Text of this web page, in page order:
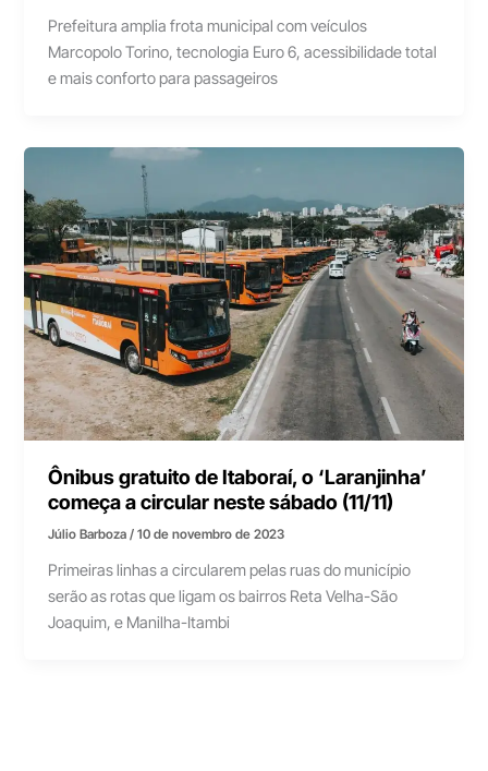
Prefeitura amplia frota municipal com veículos
Marcopolo Torino, tecnologia Euro 6, acessibilidade total
e mais conforto para passageiros
Ônibus gratuito de Itaboraí, o ‘Laranjinha’
começa a circular neste sábado (11/11)
Júlio Barboza/10 de novembro de 2023
Primeiras linhas a circularem pelas ruas do município
serão as rotas que ligam os bairros Reta Velha-São
Joaquim, e Manilha-Itambi